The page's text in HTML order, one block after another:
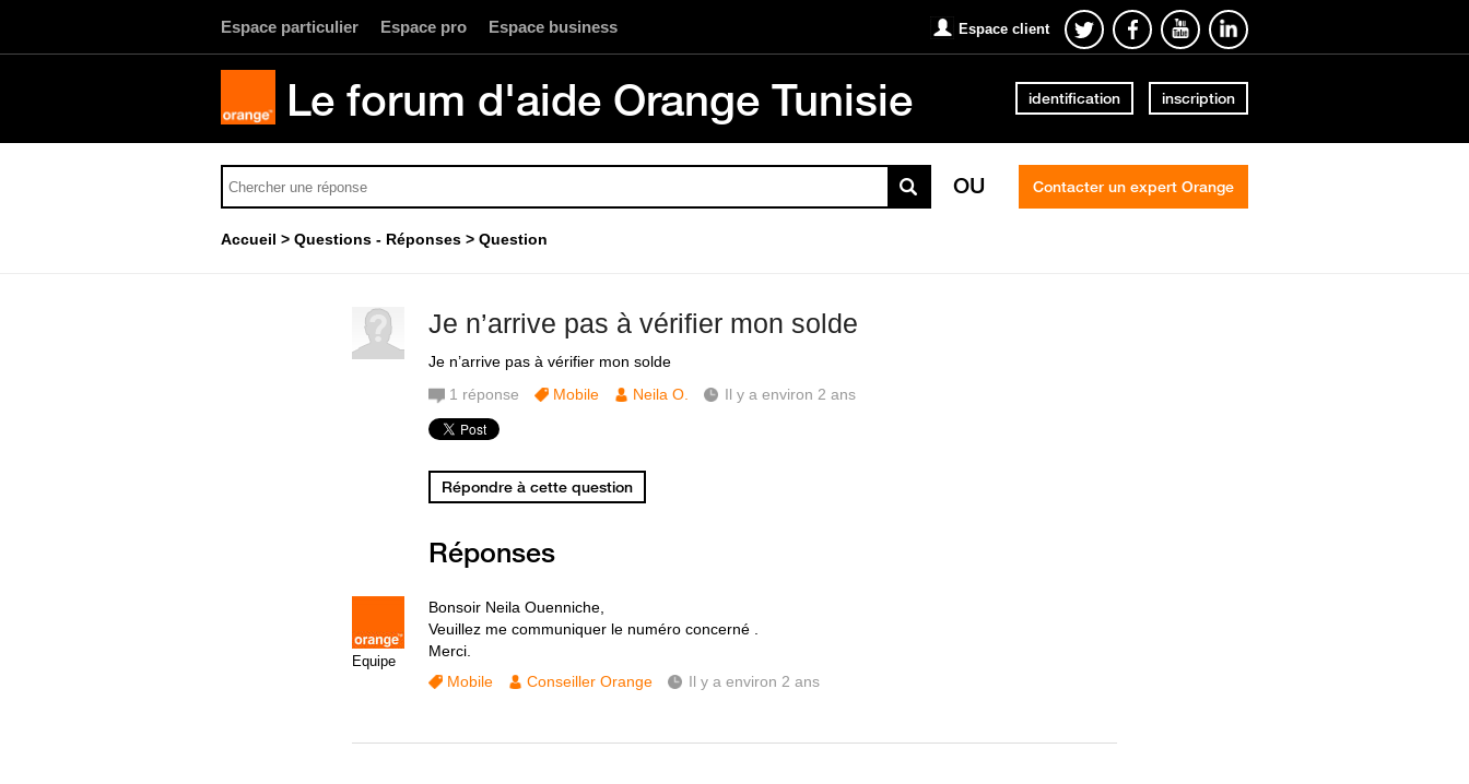
Espace particulier Espace pro Espace business Espace client
Le forum d'aide Orange Tunisie identification inscription
OU Contacter un expert Orange
Accueil Questions - Réponses Question
Je n’arrive pas à vérifier mon solde
Je n’arrive pas à vérifier mon solde
1 réponse Mobile Neila O. Il y a environ 2 ans
Répondre à cette question
Réponses
Equipe
Bonsoir Neila Ouenniche,
Veuillez me communiquer le numéro concerné .
Merci.
Mobile
Conseiller Orange Il y a environ 2 ans